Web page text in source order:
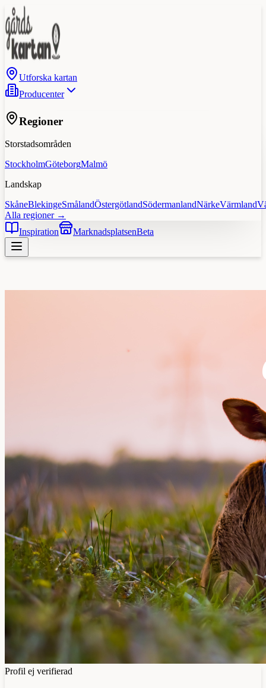
Utforska kartan
Producenter
Regioner
Storstadsområden
StockholmGöteborgMalmö
Landskap
SkåneBlekingeSmålandÖstergötlandSödermanlandNärkeVärmland
Alla regioner →
Inspiration
MarknadsplatsenBeta
Profil ej verifierad